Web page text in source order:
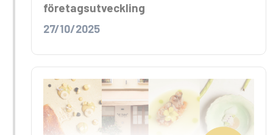
företagsutveckling
27/10/2025